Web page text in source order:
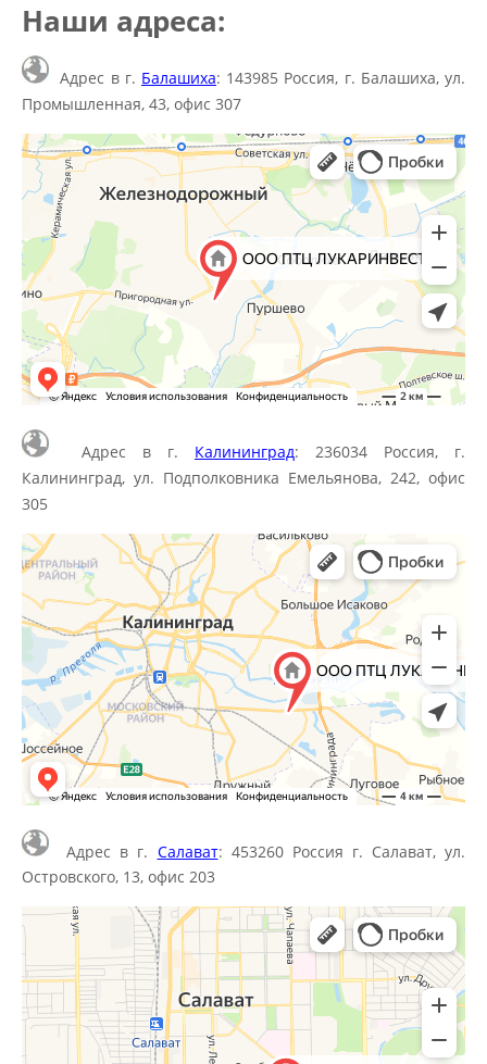
Наши адреса:
Адрес в г. Балашиха: 143985 Россия, г. Балашиха, ул.
Промышленная, 43, офис 307
Адрес в г. Калининград: 236034 Россия, г.
Калининград, ул. Подполковника Емельянова, 242, офис
305
Адрес в г. Салават: 453260 Россия г. Салават, ул.
Островского, 13, офис 203